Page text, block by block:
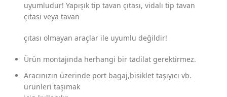
uyumludur! Yapışık tip tavan çıtası, vidalı tip tavan
çıtası veya tavan
çıtası olmayan araçlar ile uyumlu değildir!
Ürün montajında herhangi bir tadilat gerektirmez.
Aracınızın üzerinde port bagaj,bisiklet taşıyıcı vb.
ürünleri taşımak